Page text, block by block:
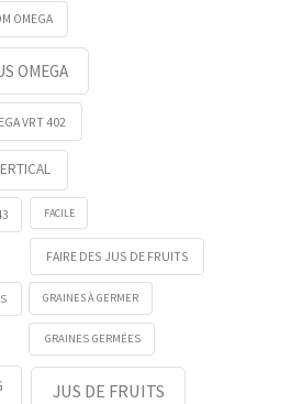
OMEGA
OMEGA
VRT 402
FACILE
FAIRE DES JUS DE FRUITS
GRAINES À GERMER
GRAINES GERMÉES
JUS DE FRUITS